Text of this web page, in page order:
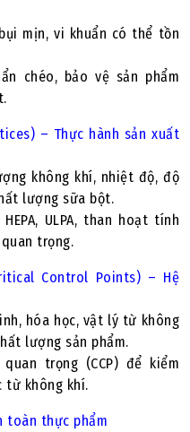
mịn, vi khuẩn có thể tồn
chéo, bảo vệ sản phẩm
– Thực hành sản xuất
không khí, nhiệt độ, độ
lượng sữa bột.
ULPA, than hoạt tính
trọng.
Control Points) – Hệ
hóa học, vật lý từ không
lượng sản phẩm.
trọng (CCP) để kiểm
từ không khí.
toàn thực phẩm